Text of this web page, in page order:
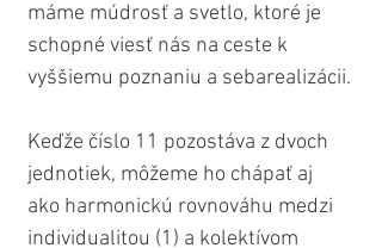
máme múdrosť a svetlo, ktoré je
schopné viesť nás na ceste k
vyššiemu poznaniu a sebarealizácii.
Keďže číslo 11 pozostáva z dvoch
jednotiek, môžeme ho chápať aj
ako harmonickú rovnováhu medzi
individualitou (1) a kolektívom